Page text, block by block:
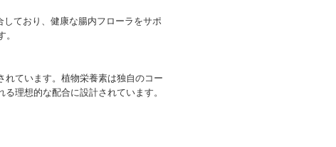
ており、健康な腸内フローラをサポ
ています。植物栄養素は独自のコー
理想的な配合に設計されています。